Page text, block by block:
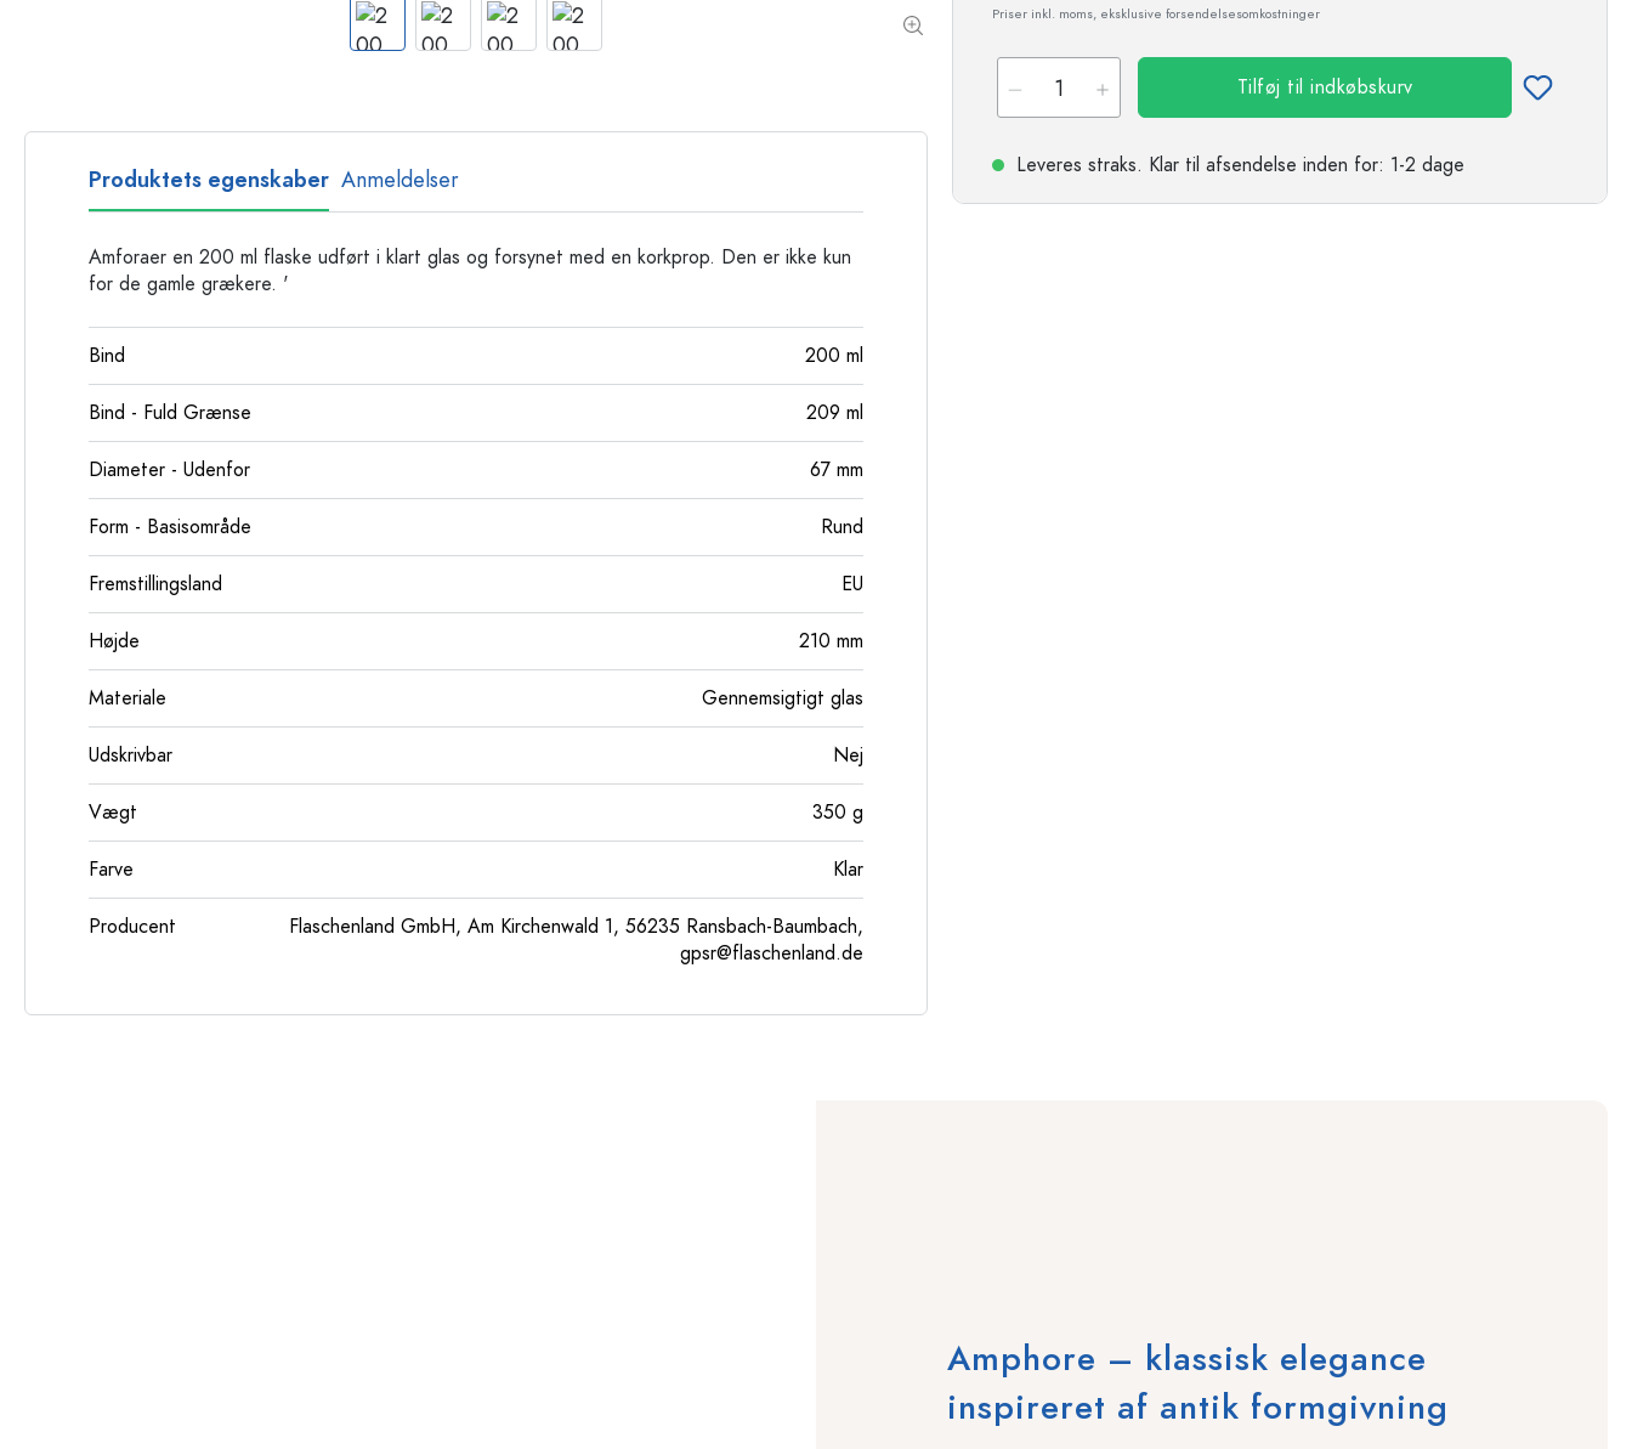
Glasflasker
Plastflasker
Priser inkl. moms, eksklusive forsendelsesomkostninger
Tilføj til indkøbskurv
Leveres straks. Klar til afsendelse inden for: 1-2 dage
Produktets egenskaber Anmeldelser
Amforaer en 200 ml flaske udført i klart glas og forsynet med en korkprop. Den er ikke kun
for de gamle grækere. '
Bind 200 ml
Bind - Fuld Grænse 209 ml
Diameter - Udenfor 67 mm
Form - Basisområde Rund
Fremstillingsland EU
Højde 210 mm
Materiale Gennemsigtigt glas
Udskrivbar Nej
Vægt 350 g
Farve Klar
Producent
Flaschenland GmbH, Am Kirchenwald 1, 56235 Ransbach-Baumbach,
gpsr@flaschenland.de
Amphore – klassisk elegance
inspireret af antik formgivning